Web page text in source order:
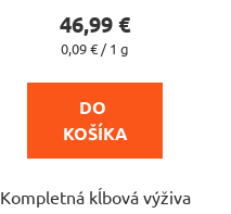
produktu
je
z
5
hviezdičiek.
46,99 €
Jednotková
0,09 € / 1 g
DO
KOŠÍKA
Kompletná kĺbová výživa